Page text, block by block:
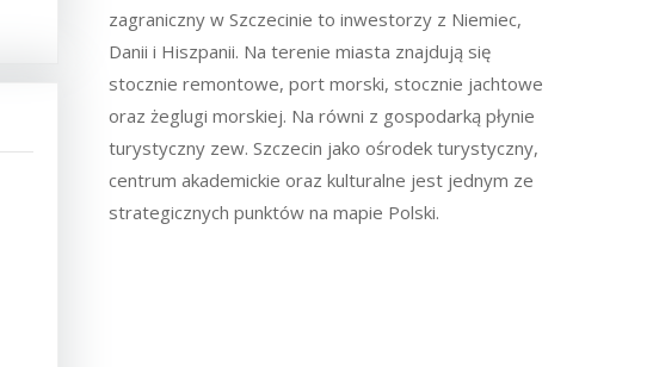
zagraniczny w Szczecinie to inwestorzy z Niemiec,
Danii i Hiszpanii. Na terenie miasta znajdują się
stocznie remontowe, port morski, stocznie jachtowe
oraz żeglugi morskiej. Na równi z gospodarką płynie
turystyczny zew. Szczecin jako ośrodek turystyczny,
centrum akademickie oraz kulturalne jest jednym ze
strategicznych punktów na mapie Polski.